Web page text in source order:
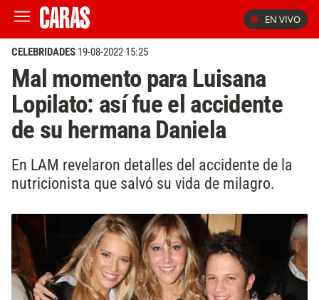
EN VIVO
CELEBRIDADES 19-08-2022 15:25
Mal momento para Luisana
Lopilato: así fue el accidente
de su hermana Daniela
En LAM revelaron detalles del accidente de la
nutricionista que salvó su vida de milagro.